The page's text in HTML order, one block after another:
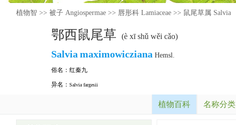
植物智 >> 被子 Angiospermae >> 唇形科 Lamiaceae >> 鼠尾草属 Salvia
鄂西鼠尾草 (è xī shǔ wěi cǎo)
Salvia maximowicziana Hemsl.
俗名： 红秦九
异名： Salvia fargesii
植物百科 名称分类